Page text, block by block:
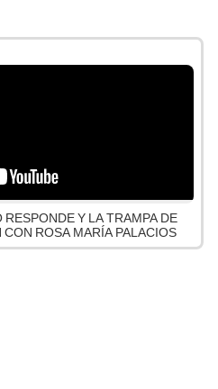
Y LA TRAMPA DE
ROSA MARÍA PALACIOS